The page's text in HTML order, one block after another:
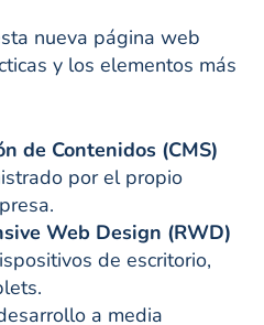
nueva página web
y los elementos más
de Contenidos (CMS)
por el propio
Web Design (RWD)
de escritorio,
a media